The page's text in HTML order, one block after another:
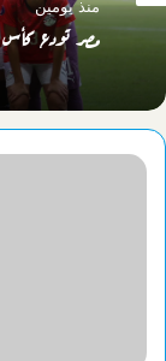
منذ يومين
مصر تودع كأس
منذ 3 أيام
جامعة
الوعي الوطني